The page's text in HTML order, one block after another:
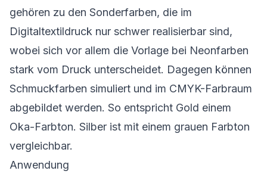
gehören zu den Sonderfarben, die im
Digitaltextildruck nur schwer realisierbar sind,
wobei sich vor allem die Vorlage bei Neonfarben
stark vom Druck unterscheidet. Dagegen können
Schmuckfarben simuliert und im CMYK-Farbraum
abgebildet werden. So entspricht Gold einem
Oka-Farbton. Silber ist mit einem grauen Farbton
vergleichbar.
Anwendung